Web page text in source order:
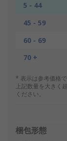
5 - 44
45 - 59
60 - 69
70 +
* 表示は参考価格
上記数量を大きく
ください。
梱包形態